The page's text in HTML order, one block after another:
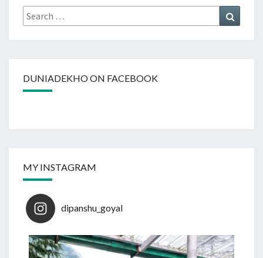
Search
for:
DUNIADEKHO ON FACEBOOK
MY INSTAGRAM
dipanshu_goyal